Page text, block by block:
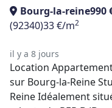
Bourg-la-reine990
(92340)33 €/m2
il y a 8 jours
Location
sur Bourg-la-Reine
Reine Idéalement